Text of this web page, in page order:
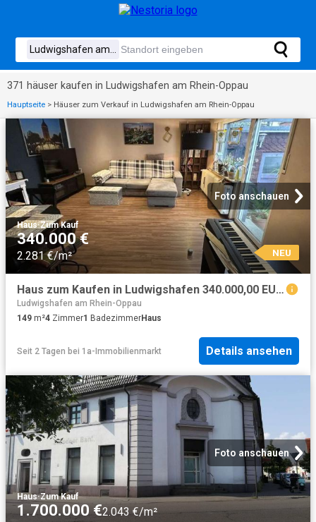
371 häuser kaufen in Ludwigshafen am Rhein-Oppau
Hauptseite > Häuser zum Verkauf in Ludwigshafen am Rhein-Oppau
Foto anschauen
Haus·Zum Kauf
340.000 €
2.281 €/m² NEU
Haus zum Kaufen in Ludwigshafen 340.000,00 EUR 149 m²
Ludwigshafen am Rhein-Oppau
149 m²4 Zimmer1 BadezimmerHaus
Seit 2 Tagen bei 1a-Immobilienmarkt Details ansehen
Foto anschauen
Haus·Zum Kauf
1.700.000 €2.043 €/m²